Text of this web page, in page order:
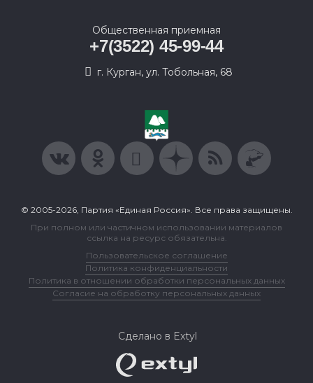
Общественная приемная
+7(3522) 45-99-44
г. Курган, ул. Тобольная, 68
© 2005-2026, Партия «Единая Россия». Все права защищены.
При полном или частичном использовании материалов
ссылка на ресурс обязательна.
Пользовательское соглашение
Политика конфиденциальности
Политика в отношении обработки персональных данных
Согласие на обработку персональных данных
Сделано в Extyl